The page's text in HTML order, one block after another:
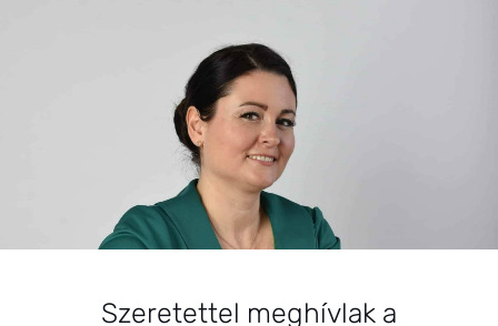
alkalmazásának oktatása, a gyermekek, a nők és a
férfiak egészségének megőrzése és helyreállítása.
HÍRLEVÉL
E-mail cím*
Szeretettel meghívlak a